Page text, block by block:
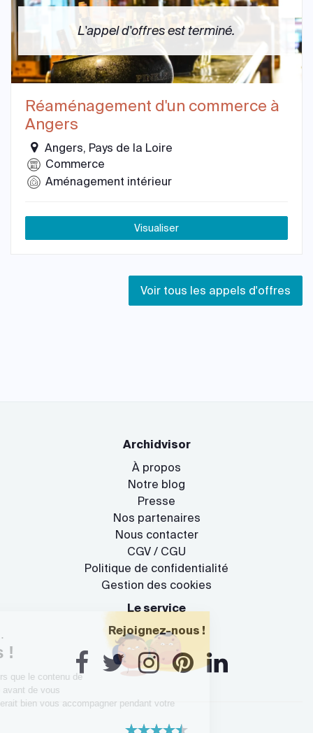
les Cookies !
On a attendu d'être sûrs que le contenu de
ce site vous intéresse avant de vous
déranger, mais on aimerait bien vous accompagner pendant votre
L'appel d'offres est terminé.
Réaménagement d'un commerce à
Angers
Angers, Pays de la Loire
Commerce
Aménagement intérieur
Visualiser
Voir tous les appels d'offres
Archidvisor
À propos
Notre blog
Presse
Nos partenaires
Nous contacter
CGV / CGU
Politique de confidentialité
Gestion des cookies
Le service
Rejoignez-nous !